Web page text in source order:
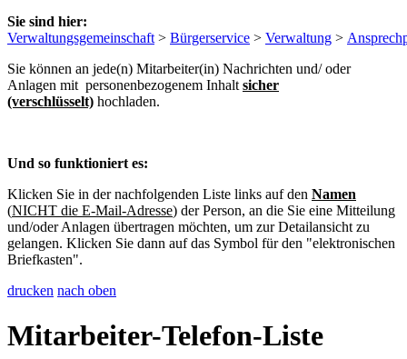
Sie sind hier:
Verwaltungsgemeinschaft > Bürgerservice > Verwaltung >
Sie können an jede(n) Mitarbeiter(in) Nachrichten und/ oder
Anlagen mit personenbezogenem Inhalt sicher
(verschlüsselt) hochladen.
Und so funktioniert es:
Klicken Sie in der nachfolgenden Liste links auf den Namen
(NICHT die E-Mail-Adresse) der Person, an die Sie eine Mitteilung
und/oder Anlagen übertragen möchten, um zur Detailansicht zu
gelangen. Klicken Sie dann auf das Symbol für den "elektronischen
Briefkasten".
drucken nach oben
Mitarbeiter-Telefon-Liste